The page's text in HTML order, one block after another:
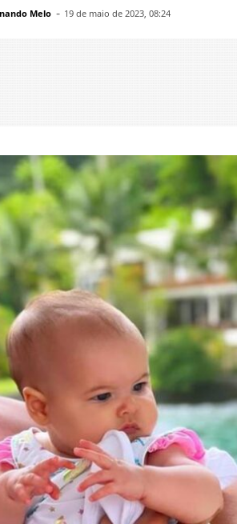
Melo - 19 de maio de 2023, 08:24